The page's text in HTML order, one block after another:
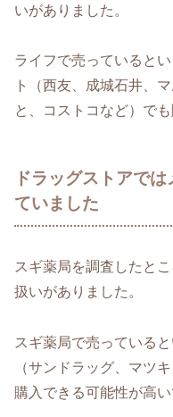
いがありました。
ライフで売っていると
ト（西友、成城石井、
と、コストコなど）で
ドラッグストアで
ていました
スギ薬局を調査したと
扱いがありました。
スギ薬局で売っている
（サンドラッグ、マツ
購入できる可能性が高い